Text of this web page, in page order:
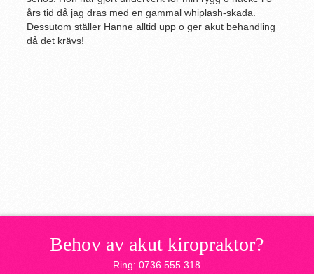
års tid då jag dras med en gammal whiplash-skada.
Dessutom ställer Hanne alltid upp o ger akut behandling
då det krävs!
Behov av akut kiropraktor?
Ring: 0736 555 318